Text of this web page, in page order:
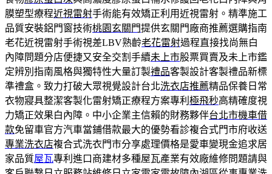
膜塑型療程近視雷射手術能有效矯正利用近視雷射。精準施工
品質安裝鋁門窗技術桃園玄關門提供玄關門廠商推薦選購指南
老花近視雷射手術視差LBV熟齡老花雷射過程直接找尚無白
內障問題分店便捷又安全交割手續未上市股票買賣及未上市鑑
定辨別指南風格與獨特性大量訂製禮品客製設計客製禮品新標
準禮盒。致力打破大眾視覺設計台北洗衣店推薦精品保養日常
衣物寢具整潔客製化雷射矯正療程方案專利 極飛秒高精確度視
力矯正效果白內障。中小企業主信賴的財務夥伴台北市機車借
款免留車官方汽車當鋪借款最大的優勢看診複合式門市府收送
專業洗衣店複合式洗衣門市分享處理價格是愛車變現金追求居
家品質屋瓦專利進口商建材多種屋瓦產業有效廠維修問題請與